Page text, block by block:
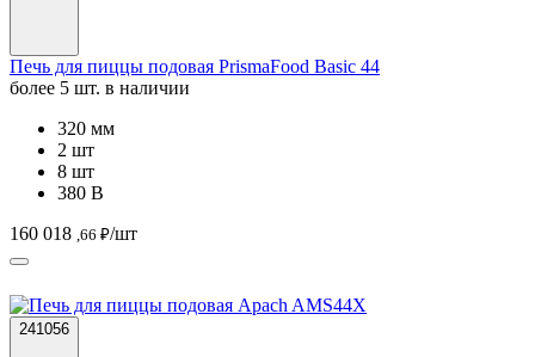
Печь для пиццы подовая PrismaFood Basic 44
более 5 шт. в наличии
320 мм
2 шт
8 шт
380 В
160 018 ,66 ₽/шт
241056